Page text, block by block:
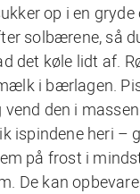
op i en gryde
solbærene, så
det køle lidt af.
i bærlagen.
den i
ispindene heri –
på frost i
De kan